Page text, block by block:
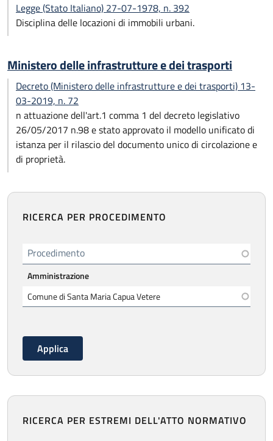
Legge (Stato Italiano) 27-07-1978, n. 392
Disciplina delle locazioni di immobili urbani.
Ministero delle infrastrutture e dei trasporti
Decreto (Ministero delle infrastrutture e dei trasporti) 13-
03-2019, n. 72
n attuazione dell'art.1 comma 1 del decreto legislativo
26/05/2017 n.98 e stato approvato il modello unificato di
istanza per il rilascio del documento unico di circolazione e
di proprietà.
RICERCA PER PROCEDIMENTO
Procedimento
Amministrazione
RICERCA PER ESTREMI DELL'ATTO NORMATIVO